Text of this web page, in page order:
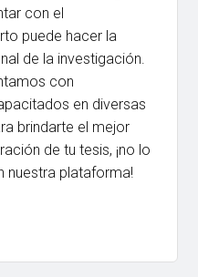
con el
puede hacer la
de la investigación.
con
en diversas
brindarte el mejor
de tu tesis, ¡no lo
nuestra plataforma!